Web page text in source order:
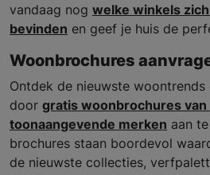
vandaag nog welke winkels
bevinden en geef je huis de
Woonbrochures
Ontdek de nieuwste woontrends
door gratis woonbrochures van
toonaangevende merken aan
brochures staan boordevol
de nieuwste collecties,